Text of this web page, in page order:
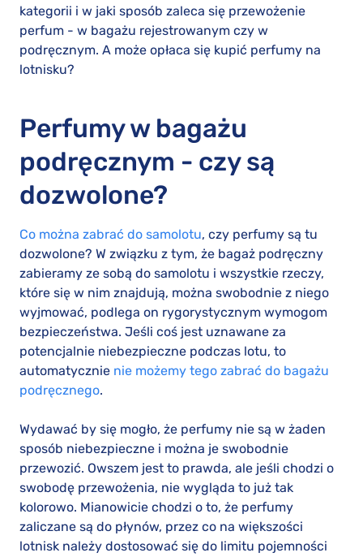
kategorii i w jaki sposób zaleca się przewożenie
perfum - w bagażu rejestrowanym czy w
podręcznym. A może opłaca się kupić perfumy na
lotnisku?
Perfumy w bagażu
podręcznym - czy są
dozwolone?
Co można zabrać do samolotu, czy perfumy są tu
dozwolone? W związku z tym, że bagaż podręczny
zabieramy ze sobą do samolotu i wszystkie rzeczy,
które się w nim znajdują, można swobodnie z niego
wyjmować, podlega on rygorystycznym wymogom
bezpieczeństwa. Jeśli coś jest uznawane za
potencjalnie niebezpieczne podczas lotu, to
automatycznie nie możemy tego zabrać do bagażu
podręcznego.
Wydawać by się mogło, że perfumy nie są w żaden
sposób niebezpieczne i można je swobodnie
przewozić. Owszem jest to prawda, ale jeśli chodzi o
swobodę przewożenia, nie wygląda to już tak
kolorowo. Mianowicie chodzi o to, że perfumy
zaliczane są do płynów, przez co na większości
lotnisk należy dostosować się do limitu pojemności